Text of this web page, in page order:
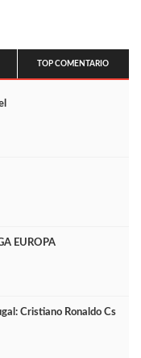
TOP COMENTARIO
EUROPA
Cristiano Ronaldo Cs